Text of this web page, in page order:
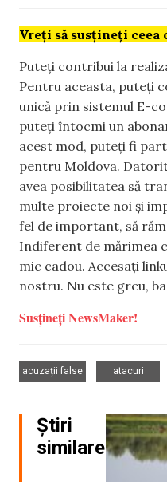
Vreți să susțineți ceea
Puteți contribui la
Pentru aceasta, puteți
unică prin sistemul E-
puteți întocmi un
acest mod, puteți fi
pentru Moldova.
avea posibilitatea să
multe proiecte noi și
fel de important, să
Indiferent de mărimea
mic cadou. Accesați
nostru. Nu este greu,
Susțineți NewsMaker!
acuzații false
atacuri
Știri
similare